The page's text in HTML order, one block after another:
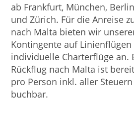
ab Frankfurt, München,
und Zürich. Für die Anreise
nach Malta bieten wir
Kontingente auf Linienflügen
individuelle Charterflüge an.
Rückflug nach Malta ist
pro Person inkl. aller
buchbar.